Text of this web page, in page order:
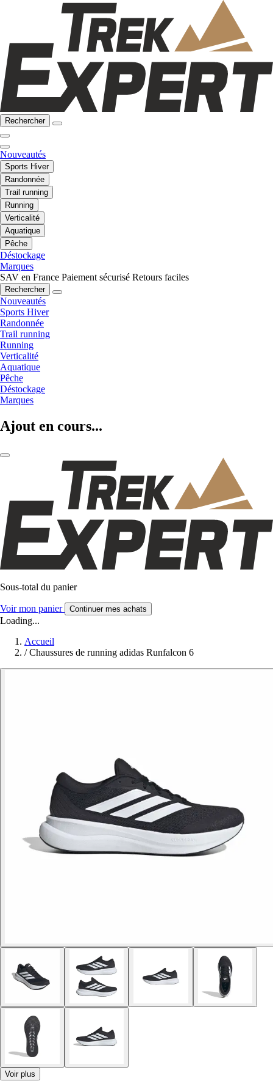
Rechercher
Nouveautés
Sports Hiver
Randonnée
Trail running
Running
Verticalité
Aquatique
Pêche
Déstockage
Marques
SAV en France Paiement sécurisé Retours faciles
Rechercher
Nouveautés
Sports Hiver
Randonnée
Trail running
Running
Verticalité
Aquatique
Pêche
Déstockage
Marques
Ajout en cours...
Sous-total du panier
Voir mon panier Continuer mes achats
Loading...
Accueil
/ Chaussures de running adidas Runfalcon 6
Voir plus